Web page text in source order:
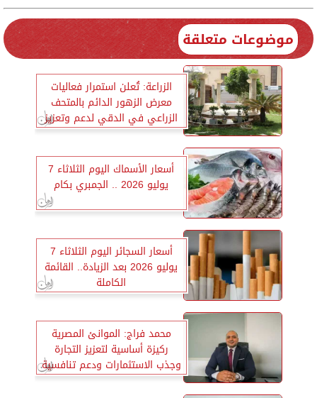
موضوعات متعلقة
الزراعة: تُعلن استمرار فعاليات
معرض الزهور الدائم بالمتحف
الزراعي في الدقي لدعم وتعزيز
قطاع نباتات الزينة
أسعار الأسماك اليوم الثلاثاء 7
يوليو 2026 .. الجمبري بكام
أسعار السجائر اليوم الثلاثاء 7
يوليو 2026 بعد الزيادة.. القائمة
الكاملة
محمد فراج: الموانئ المصرية
ركيزة أساسية لتعزيز التجارة
وجذب الاستثمارات ودعم تنافسية
الاقتصاد